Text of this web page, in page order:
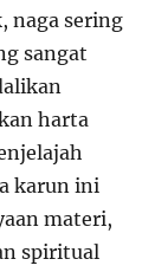
naga sering
sangat
harta
karun ini
materi,
spiritual